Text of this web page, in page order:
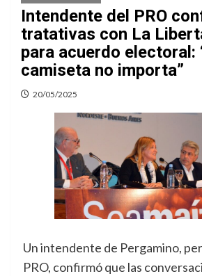
Intendente del PRO
tratativas con La
para acuerdo electoral:
camiseta no importa”
20/05/2025
Un intendente de Pergamino,
PRO, confirmó que las